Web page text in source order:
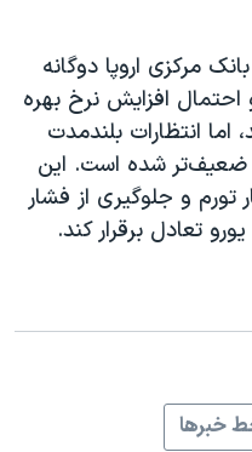
مرکزی اروپا دوگانه
احتمال افزایش نرخ بهره
انتظارات بلندمدت
ضعیف‌تر شده است. این
تورم و جلوگیری از فشار
تعادل برقرار کند.
خبرها